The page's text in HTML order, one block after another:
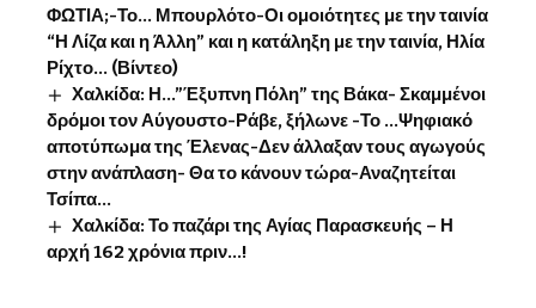
ΦΩΤΙΑ;-Το… Μπουρλότο-Οι ομοιότητες με την ταινία
“Η Λίζα και η Άλλη” και η κατάληξη με την ταινία, Ηλία
Ρίχτο… (Βίντεο)
Χαλκίδα: Η…”Έξυπνη Πόλη” της Βάκα- Σκαμμένοι
δρόμοι τον Αύγουστο-Ράβε, ξήλωνε -Το …Ψηφιακό
αποτύπωμα της Έλενας-Δεν άλλαξαν τους αγωγούς
στην ανάπλαση- Θα το κάνουν τώρα-Αναζητείται
Τσίπα…
Χαλκίδα: Το παζάρι της Αγίας Παρασκευής – Η
αρχή 162 χρόνια πριν…!